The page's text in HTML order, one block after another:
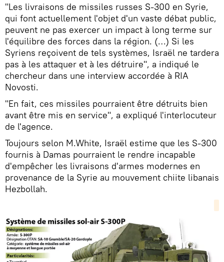
"Les livraisons de missiles russes S-300 en Syrie,
qui font actuellement l'objet d'un vaste débat public,
peuvent ne pas exercer un impact à long terme sur
l'équilibre des forces dans la région. (…) Si les
Syriens reçoivent de tels systèmes, Israël ne tardera
pas à les attaquer et à les détruire", a indiqué le
chercheur dans une interview accordée à RIA
Novosti.
"En fait, ces missiles pourraient être détruits bien
avant être mis en service", a expliqué l'interlocuteur
de l'agence.
Toujours selon M.White, Israël estime que les S-300
fournis à Damas pourraient le rendre incapable
d'empêcher les livraisons d'armes modernes en
provenance de la Syrie au mouvement chiite libanais
Hezbollah.